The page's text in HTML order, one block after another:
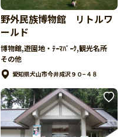
野外民族博物館 リトルワ
ールド
博物館,遊園地・ﾃｰﾏﾊﾟｰｸ,観光名所
その他
愛知県犬山市今井成沢９０−４８